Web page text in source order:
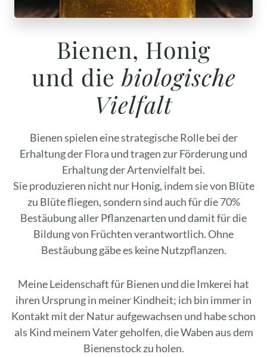
Bienen, Honig
und die biologische
Vielfalt
Bienen spielen eine strategische Rolle bei der
Erhaltung der Flora und tragen zur Förderung und
Erhaltung der Artenvielfalt bei.
Sie produzieren nicht nur Honig, indem sie von Blüte
zu Blüte fliegen, sondern sind auch für die 70%
Bestäubung aller Pflanzenarten und damit für die
Bildung von Früchten verantwortlich. Ohne
Bestäubung gäbe es keine Nutzpflanzen.
Meine Leidenschaft für Bienen und die Imkerei hat
ihren Ursprung in meiner Kindheit; ich bin immer in
Kontakt mit der Natur aufgewachsen und habe schon
als Kind meinem Vater geholfen, die Waben aus dem
Bienenstock zu holen.